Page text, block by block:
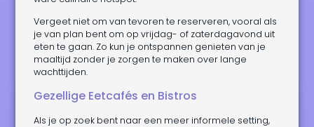
Vergeet niet om van tevoren te reserveren, vooral als
je van plan bent om op vrijdag- of zaterdagavond uit
eten te gaan. Zo kun je ontspannen genieten van je
maaltijd zonder je zorgen te maken over lange
wachttijden.
Gezellige Eetcafés en Bistros
Als je op zoek bent naar een meer informele setting,